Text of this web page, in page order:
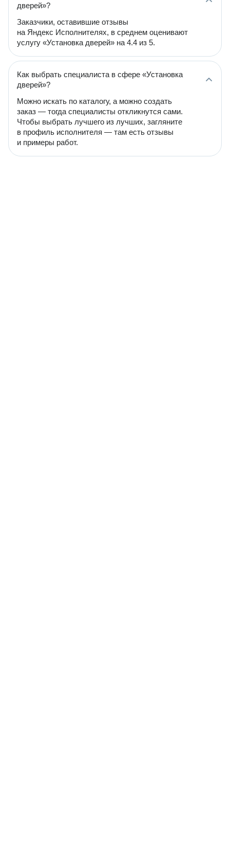
дверей»?
Заказчики, оставившие отзывы
на Яндекс Исполнителях, в среднем оценивают
услугу «Установка дверей» на 4.4 из 5.
Как выбрать специалиста в сфере «Установка
дверей»?
Можно искать по каталогу, а можно создать
заказ — тогда специалисты откликнутся сами.
Чтобы выбрать лучшего из лучших, загляните
в профиль исполнителя — там есть отзывы
и примеры работ.